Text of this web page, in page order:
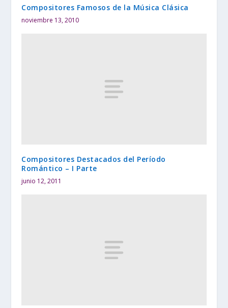
Compositores Famosos de la Música Clásica
noviembre 13, 2010
Compositores Destacados del Período
Romántico – I Parte
junio 12, 2011